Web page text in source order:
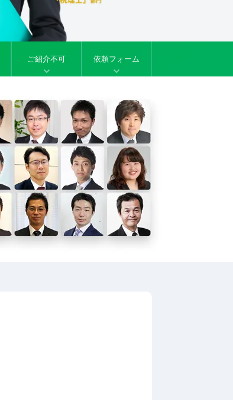
ご紹介不可 依頼フォーム